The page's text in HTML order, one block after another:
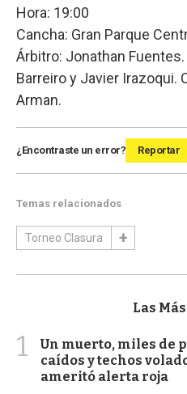
Hora: 19:00
Cancha: Gran Parque
Árbitro: Jonathan
Barreiro y Javier Irazoqui.
Arman.
¿Encontraste un error? Reportar
Temas relacionados
Torneo Clasura
Las
1
Un muerto, miles de
caídos y techos
ameritó alerta roja